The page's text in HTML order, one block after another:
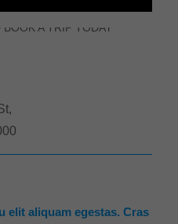
elit aliquam egestas. Cras